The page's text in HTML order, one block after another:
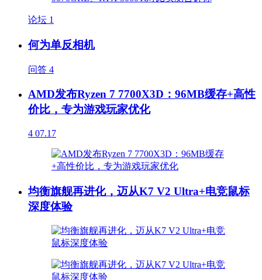
论坛 1
何为单反相机
问答 4
AMD发布Ryzen 7 7700X3D：96MB缓存+高性
价比，专为游戏玩家优化
4 07.17
均衡旗舰再进化，迈从K7 V2 Ultra+电竞鼠标
深度体验